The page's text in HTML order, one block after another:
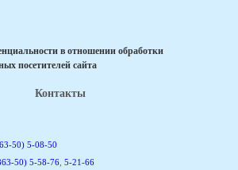
в отношении обработки
посетителей сайта
Контакты
50) 5-08-50
50) 5-58-76 5-21-66